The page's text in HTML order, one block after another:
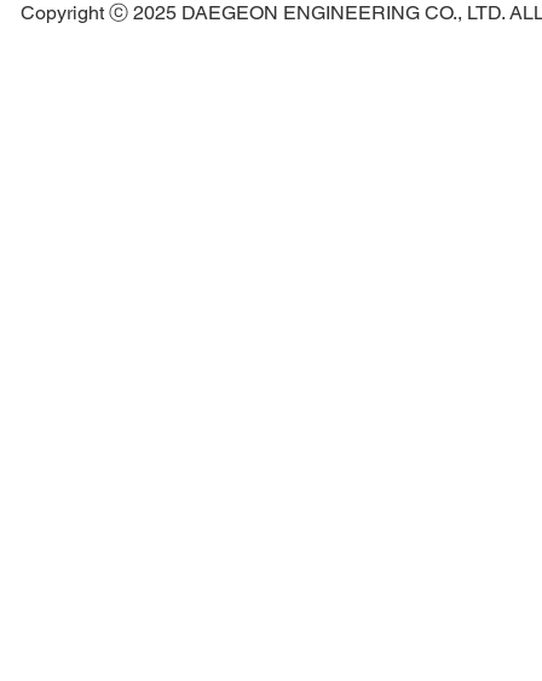
Copyright ⓒ 2025 DAEGEON ENGINEERING CO., LTD.